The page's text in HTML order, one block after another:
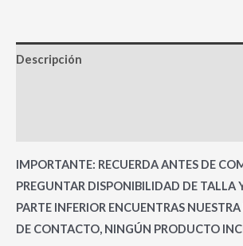
Descripción
IMPORTANTE: RECUERDA ANTES DE
PREGUNTAR DISPONIBILIDAD DE TALLA
PARTE INFERIOR ENCUENTRAS
DE CONTACTO, NINGÚN PRODUCTO